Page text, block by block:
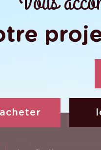
de l'ancien